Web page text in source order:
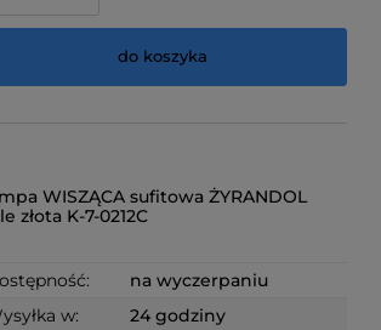
do koszyka
WISZĄCA sufitowa ŻYRANDOL
złota K-7-0212C
na wyczerpaniu
w:
24 godziny